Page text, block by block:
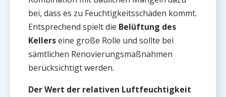
bei, dass es zu Feuchtigkeitsschäden kommt.
Entsprechend spielt die Belüftung des
Kellerseine große Rolle und sollte bei
sämtlichen Renovierungsmaßnahmen
berücksichtigt werden.
Der Wert der relativen Luftfeuchtigkeit